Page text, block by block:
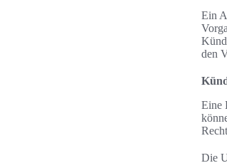
Ein
den
Eine
Die